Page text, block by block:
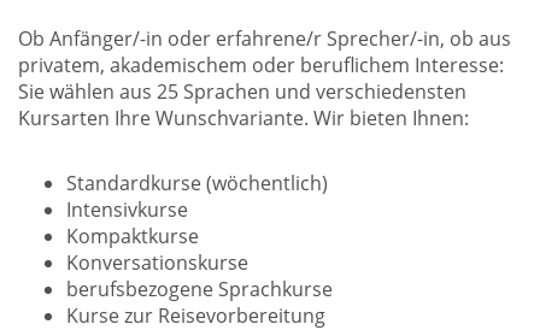
Ob Anfänger/-in oder erfahrene/r Sprecher/-in, ob aus
privatem, akademischem oder beruflichem Interesse:
Sie wählen aus 25 Sprachen und verschiedensten
Kursarten Ihre Wunschvariante. Wir bieten Ihnen:
Standardkurse (wöchentlich)
Intensivkurse
Kompaktkurse
Konversationskurse
berufsbezogene Sprachkurse
Kurse zur Reisevorbereitung